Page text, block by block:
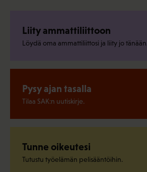
Liity ammattiliittoon
Löydä oma ammattiliittosi ja liity jo tänään.
Pysy ajan tasalla
Tilaa SAK:n uutiskirje.
Tunne oikeutesi
Tutustu työelämän pelisääntöihin.